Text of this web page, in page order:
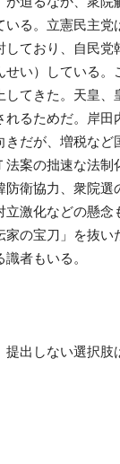
いる。立憲民主党
しており、自民党
い）している。
してきた。天皇、
れるためだ。岸
きだが、増税など
法案の拙速な法制
防衛協力、衆院選
立激化などの懸念
家の宝刀」を抜い
者もいる。
提出しない選択肢